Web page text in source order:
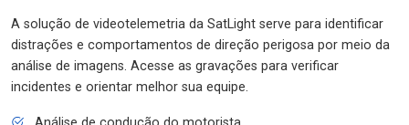
A solução de videotelemetria da SatLight serve para identificar
distrações e comportamentos de direção perigosa por meio da
análise de imagens. Acesse as gravações para verificar
incidentes e orientar melhor sua equipe.